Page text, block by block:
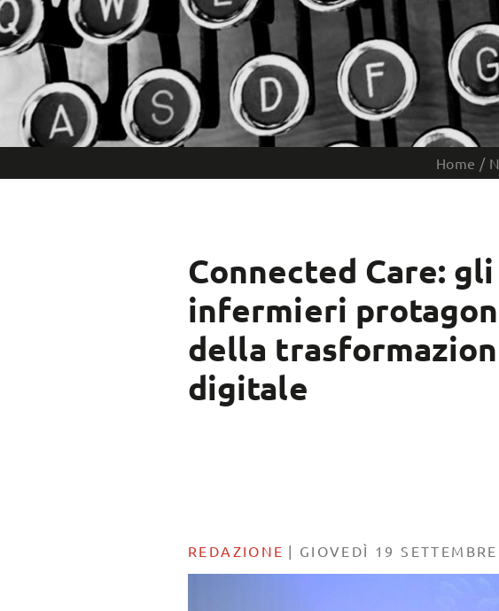
Home /
Connected Care: gli
infermieri
della
digitale
REDAZIONE | GIOVEDÌ 19